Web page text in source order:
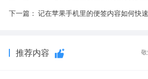
下一篇： 记在苹果手机里的便签内容如何快
推荐内容